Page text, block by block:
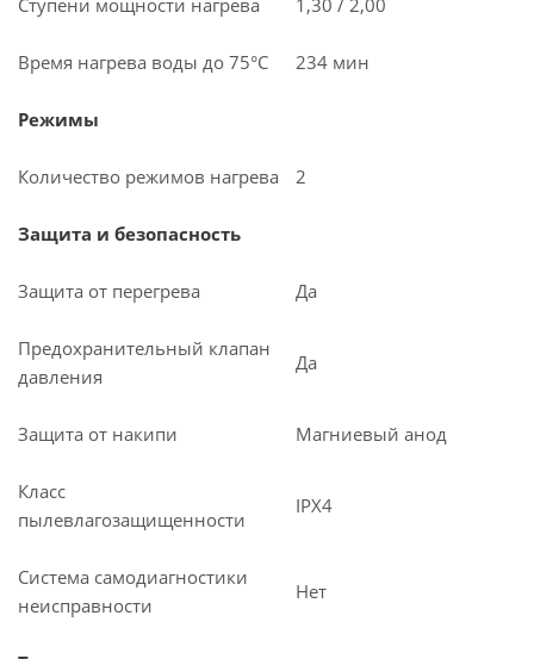
Ступени мощности нагрева 1,30 / 2,00
Время нагрева воды до 75°С 234 мин
Режимы
Количество режимов нагрева 2
Защита и безопасность
Защита от перегрева Да
Предохранительный клапан
давления
Да
Защита от накипи Магниевый анод
Класс
пылевлагозащищенности
IPX4
Система самодиагностики
неисправности
Нет